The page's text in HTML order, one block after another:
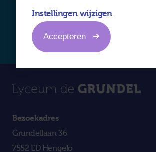
Bezoekadres
Grundellaan 36
7552 ED Hengelo
Instellingen wijzigen
Accepteren